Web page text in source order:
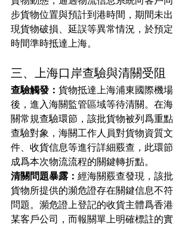
步貨物位置與預計到港時間，期間未出
現貨物破損、延誤等異常情況，於預定
時間準時抵達上海。
三、上海口岸查驗與清關受阻
查驗觸發： 貨物抵達上海浦東國際機場
後，進入海關監管區域等待清關。在海
關常規查驗環節，該批貨物被列爲重點
查驗對象，海關工作人員對貨物資質文
件、收貨信息等進行詳細覈查，此環節
成爲本次物流流程的關鍵轉折點。
清關問題暴露： 經海關覈查發現，該批
貨物所提供的瀕危證存在關鍵信息不符
問題。瀕危證上登記的收貨主體爲香港
某客戶公司，而報關單上明確標註的實